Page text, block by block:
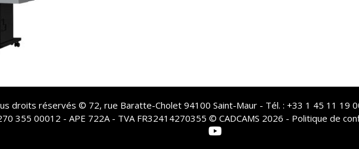
droits réservés © 72, rue Baratte-Cholet 94100 Saint-Maur - Tél. : +33 1 45 11 19
355 00012 - APE 722A - TVA FR32414270355 © CADCAMS 2026 - Politique de